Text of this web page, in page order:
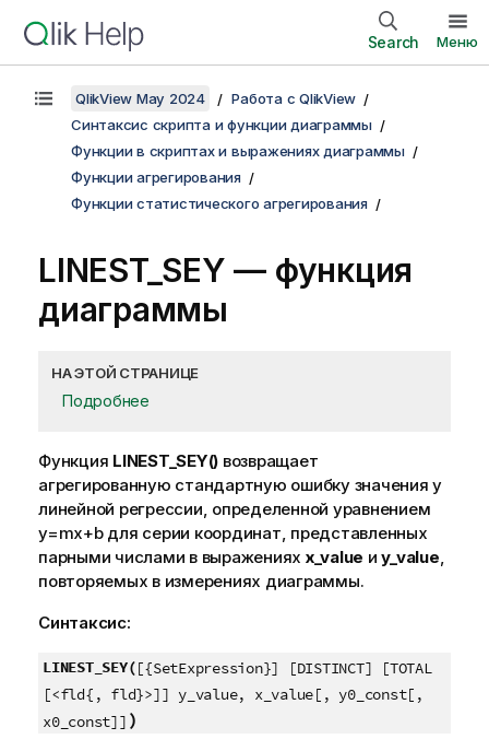
Search Меню
QlikView May 2024
Работа с QlikView
Синтаксис скрипта и функции диаграммы
Функции в скриптах и выражениях диаграммы
Функции агрегирования
Функции статистического агрегирования
LINEST_SEY — функция
диаграммы
НА ЭТОЙ СТРАНИЦЕ
Подробнее
Функция LINEST_SEY() возвращает
агрегированную стандартную ошибку значенияy
линейной регрессии, определенной уравнением
y=mx+bдля серии координат, представленных
парными числами в выражениях x_value иy_value,
повторяемых в измерениях диаграммы.
Синтаксис:
LINEST_SEY([{SetExpression}] [DISTINCT] [TOTAL
[<fld{, fld}>]] y_value, x_value[, y0_const[,
x0_const]] )